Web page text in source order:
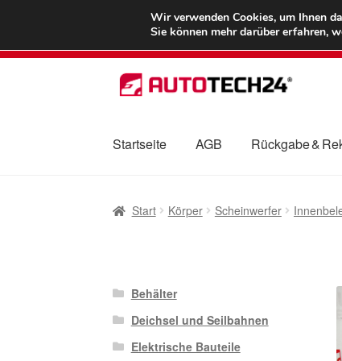
LIEFERUNG
Zur
Navigation
Zum
Inhalt
Startseite AGB Rückgabe &
Start Körper Scheinwerfer
Behälter
Deichsel und Seilbahnen
Elektrische Bauteile
Wir verwenden Cookies, um Ihnen
Sie können mehr darüber erfahren,